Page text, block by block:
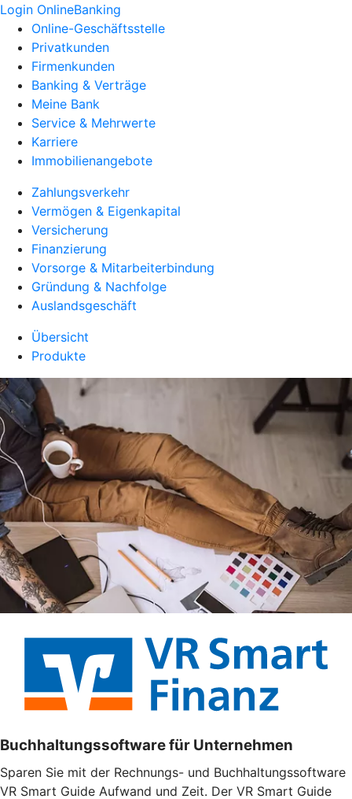
Login OnlineBanking
Online-Geschäftsstelle
Privatkunden
Firmenkunden
Banking & Verträge
Meine Bank
Service & Mehrwerte
Karriere
Immobilienangebote
Zahlungsverkehr
Vermögen & Eigenkapital
Versicherung
Finanzierung
Vorsorge & Mitarbeiterbindung
Gründung & Nachfolge
Auslandsgeschäft
Übersicht
Produkte
Buchhaltungssoftware für Unternehmen
Sparen Sie mit der Rechnungs- und Buchhaltungssoftware
VR Smart Guide Aufwand und Zeit. Der VR Smart Guide